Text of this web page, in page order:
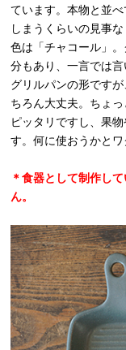
ています。本物と並
しまうくらいの見事
色は「チャコール」
分もあり、一言では言
グリルパンの形です
ちろん大丈夫。ちょ
ピッタリですし、果
す。何に使おうかと
＊食器として制作し
ん。